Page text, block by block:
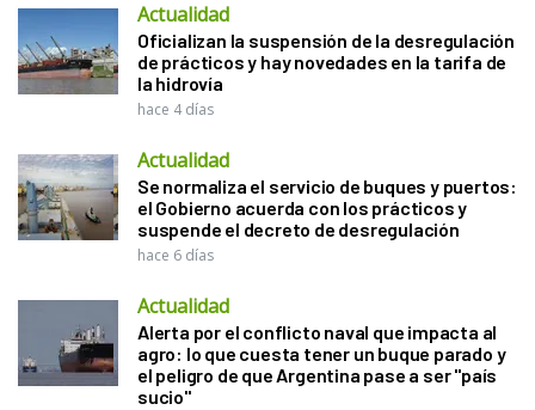
Actualidad
Oficializan la suspensión de la desregulación
de prácticos y hay novedades en la tarifa de
la hidrovía
hace 4 días
Actualidad
Se normaliza el servicio de buques y puertos:
el Gobierno acuerda con los prácticos y
suspende el decreto de desregulación
hace 6 días
Actualidad
Alerta por el conflicto naval que impacta al
agro: lo que cuesta tener un buque parado y
el peligro de que Argentina pase a ser "país
sucio"